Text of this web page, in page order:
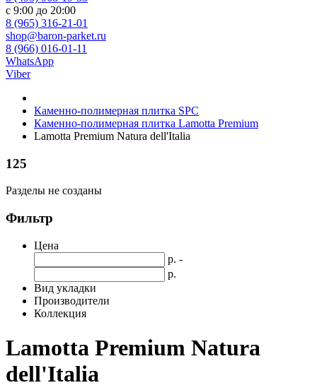
с 9:00 до 20:00
8 (965) 316-21-01
shop@baron-parket.ru
8 (966) 016-01-11
WhatsApp
Viber
Каменно-полимерная плитка SPC
Каменно-полимерная плитка Lamotta Premium
Lamotta Premium Natura dell'Italia
125
Разделы не созданы
Фильтр
Цена
р. -
р.
Вид укладки
Производители
Коллекция
Lamotta Premium Natura
dell'Italia